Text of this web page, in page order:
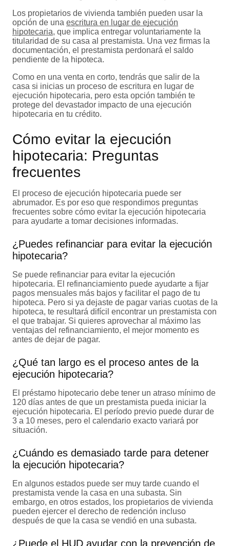
Los propietarios de vivienda también pueden usar la
opción de una escritura en lugar de ejecución
hipotecaria, que implica entregar voluntariamente la
titularidad de su casa al prestamista. Una vez firmas la
documentación, el prestamista perdonará el saldo
pendiente de la hipoteca.
Como en una venta en corto, tendrás que salir de la
casa si inicias un proceso de escritura en lugar de
ejecución hipotecaria, pero esta opción también te
protege del devastador impacto de una ejecución
hipotecaria en tu crédito.
Cómo evitar la ejecución
hipotecaria: Preguntas
frecuentes
El proceso de ejecución hipotecaria puede ser
abrumador. Es por eso que respondimos preguntas
frecuentes sobre cómo evitar la ejecución hipotecaria
para ayudarte a tomar decisiones informadas.
¿Puedes refinanciar para evitar la ejecución
hipotecaria?
Se puede refinanciar para evitar la ejecución
hipotecaria. El refinanciamiento puede ayudarte a fijar
pagos mensuales más bajos y facilitar el pago de tu
hipoteca. Pero si ya dejaste de pagar varias cuotas de la
hipoteca, te resultará difícil encontrar un prestamista con
el que trabajar. Si quieres aprovechar al máximo las
ventajas del refinanciamiento, el mejor momento es
antes de dejar de pagar.
¿Qué tan largo es el proceso antes de la
ejecución hipotecaria?
El préstamo hipotecario debe tener un atraso mínimo de
120 días antes de que un prestamista pueda iniciar la
ejecución hipotecaria. El período previo puede durar de
3 a 10 meses, pero el calendario exacto variará por
situación.
¿Cuándo es demasiado tarde para detener
la ejecución hipotecaria?
En algunos estados puede ser muy tarde cuando el
prestamista vende la casa en una subasta. Sin
embargo, en otros estados, los propietarios de vivienda
pueden ejercer el derecho de redención incluso
después de que la casa se vendió en una subasta.
¿Puede el HUD ayudar con la prevención de